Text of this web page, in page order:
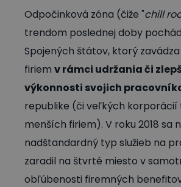
Odpočinková zóna (čiže "chill
trendom poslednej doby
Spojených štátov, ktorý
firiem v rámci udržania či
výkonnosti svojich
republike (či veľkých korporácií
menších firiem). V roku 2018 sa
nadštandardný typ služieb na
zaradil na štvrté miesto v
obľúbenosti firemných